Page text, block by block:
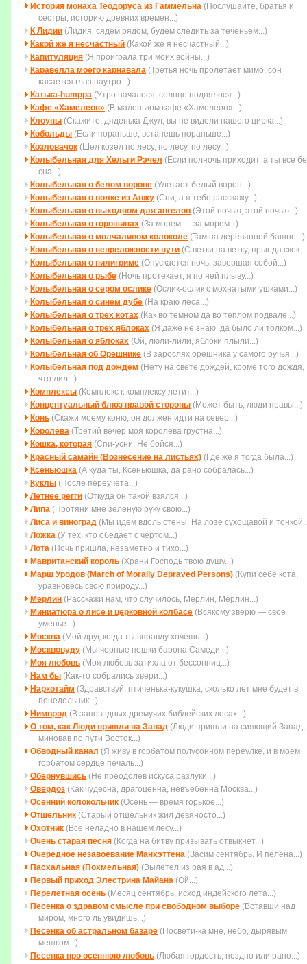
История монаха Теодоруса из Гаммельна (Послушайте, братья и
сестры, историю древних времен...)
К Лидии (Лидия, сядем рядом, будем следить за теченьем...)
Какой же я несчастный (Какой же я несчастный...)
Капитуляция (Я проиграла три моих войны...)
Каравелла моего карнавала (Третья ночь пролетает мимо, cон
касается глаз наутро...)
Катька-humppa (Утро началося, солнце поднялося...)
Кафе «Хамелеон» (В маленьком кафе «Хамелеон»...)
Клоуны (Скажите, дяденька Джул, вы не видели нашего цирка...)
Кобольды (Если пораньше, встанешь пораньше...)
Козловачок (Шел козел по лесу, по лесу, по лесу...)
Колыбельная для Хельги Рэчел (Если полночь приходит, а ты все
сна...)
Колыбельная о белом вороне (Улетает белый ворон...)
Колыбельная о волке из Анжу (Спи, а я тебе расскажу...)
Колыбельная о выходном для ангелов (Этой ночью, этой ночью...)
Колыбельная о горошинах (За морем — за морем...)
Колыбельная о молчаливом колоколе (Там на деревянной башне...)
Колыбельная о непреложности пути (С ветки на ветку, прыг да скок
Колыбельная о пилигриме (Опускается ночь, завершая собой...)
Колыбельная о рыбе (Ночь протекает, я по ней плыву...)
Колыбельная о сером ослике (Ослик-ослик с мохнатыми ушками...)
Колыбельная о синем дубе (На краю леса...)
Колыбельная о трех котах (Как во темном да во теплом подвале...)
Колыбельная о трех яблоках (Я даже не знаю, да было ли толком...)
Колыбельная о яблоках (Ой, люли-лили, яблоки плыли...)
Колыбельная об Орешнике (В зарослях орешника у самого ручья...)
Колыбельная под дождем (Нету на свете дождей, кpоме того дождя,
что лил...)
Комплексы (Комплекс к комплексу летит...)
Концептуальный блюз правой стороны (Может быть, люди правы...)
Конь (Скажи моему коню, он должен идти на север...)
Королева (Третий вечер моя королева грустна...)
Кошка, которая (Спи-усни. Не бойся...)
Красный самайн (Вознесение на листьях) (Где же я тогда была...)
Ксеньюшка (А куда ты, Ксеньюшка, да рано собралась...)
Куклы (После переучета...)
Летнее регги (Откуда он такой взялся...)
Липа (Протяни мне зеленую руку свою...)
Лиса и виноград (Мы идем вдоль стены. На лозе сухощавой и
Ложка (У тех, кто обедает с чертом...)
Лота (Ночь пришла, незаметно и тихо...)
Мавританский король (Храни Господь твою душу...)
Марш Уродов (March of Morally Depraved Persons) (Купи себе кота,
уравновесь свою природу...)
Мерлин (Расскажи нам, что случилось, Мерлин, Мерлин...)
Миниатюра о лисе и церковной колбасе (Всякому зверю — свое
уменье...)
Москва (Мой друг, когда ты вправду хочешь...)
Москвовуду (Мы черные пешки барона Самеди...)
Моя любовь (Моя любовь затихла от бессонниц...)
Нам бы (Как-то собрались звери...)
Наркотайм (Здравствуй, птиченька-кукушка, сколько лет мне будет в
понедельник...)
Нимврод (В заповедных дремучих библейских лесах...)
О том, как Люди пришли на Запад (Люди пришли на сияющий Запад,
миновав по пути Восток...)
Обводный канал (Я живу в горбатом полусонном переулке, и в моем
горбатом сердце печаль...)
Обернувшись (Не преодолев искуса разлуки...)
Овердоз (Как чудесна, драгоценна, невъебенна Москва...)
Осенний колокольчик (Осень — время горькое...)
Отшельник (Старый отшельник жил девяносто...)
Охотник (Все неладно в нашем лесу...)
Очень старая песня (Когда на битву пpизывать отвыкнет...)
Очередное незавоевание Манхэттена (Засим сентябрь. И пелена...)
Пасхальная (Похмельная) (Вылетел из рая в ад...)
Первый приход Элестрина Майана (Ой...)
Перелетная осень (Месяц сентябрь, исход индейского лета...)
Песенка о здравом смысле при свободном выборе (Вставши над
миpом, много ль увидишь...)
Песенка об астральном базаре (Посвети-ка мне, небо, дырявым
мешком...)
Песенка про осеннюю любовь (Любая гордость, поздно или рано...)